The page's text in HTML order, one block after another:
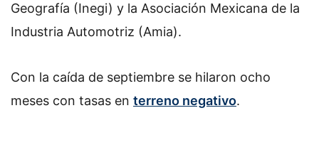
Geografía (Inegi) y la Asociación Mexicana de la
Industria Automotriz (Amia).
Con la caída de septiembre se hilaron ocho
meses con tasas en terreno negativo.